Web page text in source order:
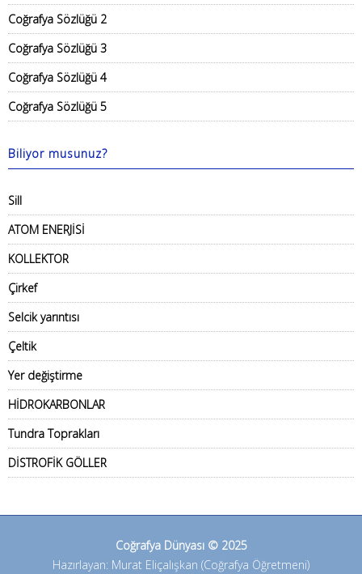
Coğrafya Sözlüğü 2
Coğrafya Sözlüğü 3
Coğrafya Sözlüğü 4
Coğrafya Sözlüğü 5
Biliyor musunuz?
Sill
ATOM ENERJİSİ
KOLLEKTOR
Çirkef
Selcik yarıntısı
Çeltik
Yer değiştirme
HİDROKARBONLAR
Tundra Toprakları
DİSTROFİK GÖLLER
Coğrafya Dünyası © 2025
Hazırlayan: Murat Eliçalışkan (Coğrafya Öğretmeni)